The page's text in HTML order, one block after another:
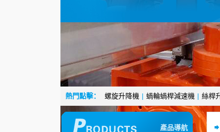
熱門點擊： 螺旋升降機 | 蝸輪蝸桿減速機 | 絲桿
產品導航